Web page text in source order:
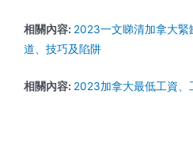
相關內容: 2023一文睇清加拿大緊
道、技巧及陷阱
相關內容: 2023加拿大最低工資、